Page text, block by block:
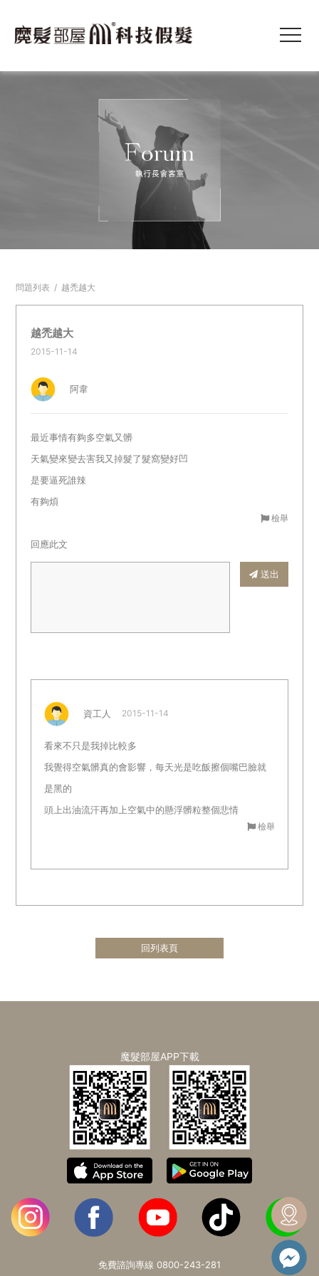
問題列表 / 越禿越大
越禿越大
2015-11-14
阿韋
最近事情有夠多空氣又髒
天氣變來變去害我又掉髮了髮窩變好凹
是要逼死誰辣
有夠煩
檢舉
回應此文
送出
資工人 2015-11-14
看來不只是我掉比較多
我覺得空氣髒真的會影響，每天光是吃飯擦個嘴巴臉就
是黑的
頭上出油流汗再加上空氣中的懸浮髒粒整個悲情
檢舉
回列表頁
魔髮部屋APP下載
免費諮詢專線 0800-243-281